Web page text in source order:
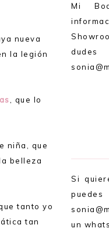
nueva
la legión
, que lo
niña, que
belleza
tanto yo
tan
Mi
Si
un